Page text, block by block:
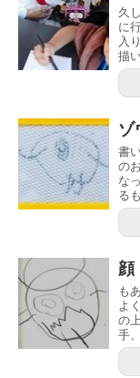
久
に
入
描
ゾ
書
の
な
る
顔
も
よ
の
手